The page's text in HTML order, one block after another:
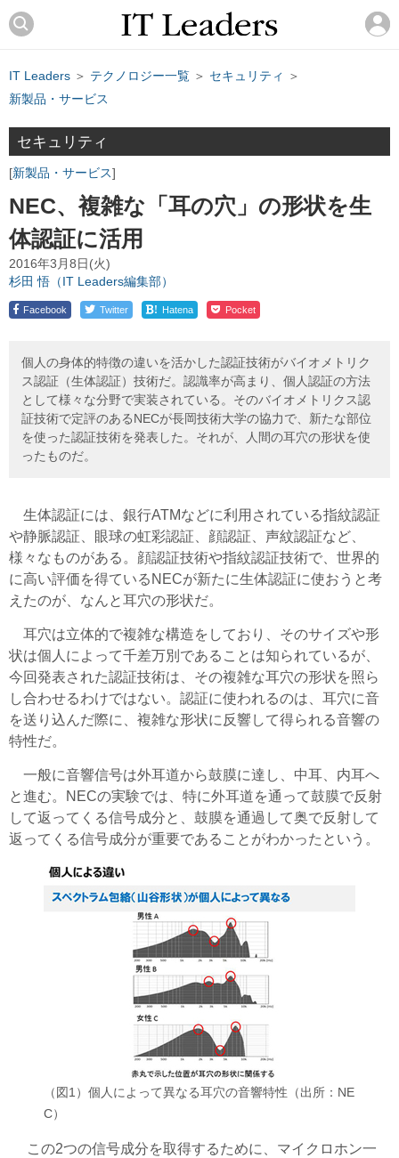
IT Leaders ＞ テクノロジー一覧 ＞ セキュリティ
＞
新製品・サービス
セキュリティ
新製品・サービス
NEC、複雑な「耳の穴」の形状を生
体認証に活用
2016年3月8日(火)
杉田 悟（IT Leaders編集部）
Facebook Twitter ! Hatena Pocket
個人の身体的特徴の違いを活かした認証技術がバイオメトリク
ス認証（生体認証）技術だ。認識率が高まり、個人認証の方法
として様々な分野で実装されている。そのバイオメトリクス認
証技術で定評のあるNECが長岡技術大学の協力で、新たな部位
を使った認証技術を発表した。それが、人間の耳穴の形状を使
ったものだ。
生体認証には、銀行ATMなどに利用されている指紋認証
や静脈認証、眼球の虹彩認証、顔認証、声紋認証など、
様々なものがある。顔認証技術や指紋認証技術で、世界的
に高い評価を得ているNECが新たに生体認証に使おうと考
えたのが、なんと耳穴の形状だ。
耳穴は立体的で複雑な構造をしており、そのサイズや形
状は個人によって千差万別であることは知られているが、
今回発表された認証技術は、その複雑な耳穴の形状を照ら
し合わせるわけではない。認証に使われるのは、耳穴に音
を送り込んだ際に、複雑な形状に反響して得られる音響の
特性だ。
一般に音響信号は外耳道から鼓膜に達し、中耳、内耳へ
と進む。NECの実験では、特に外耳道を通って鼓膜で反射
して返ってくる信号成分と、鼓膜を通過して奥で反射して
返ってくる信号成分が重要であることがわかったという。
（図1）個人によって異なる耳穴の音響特性（出所：NE
C）
この2つの信号成分を取得するために、マイクロホン一